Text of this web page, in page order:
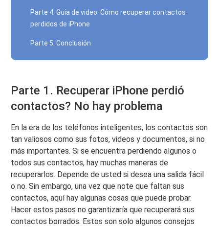
Parte 4. Guía de video: Cómo recuperar contactos
perdidos de iPhone
Parte 5. Conclusión
Parte 1. Recuperar iPhone perdió
contactos? No hay problema
En la era de los teléfonos inteligentes, los contactos son
tan valiosos como sus fotos, videos y documentos, si no
más importantes. Si se encuentra perdiendo algunos o
todos sus contactos, hay muchas maneras de
recuperarlos. Depende de usted si desea una salida fácil
o no. Sin embargo, una vez que note que faltan sus
contactos, aquí hay algunas cosas que puede probar.
Hacer estos pasos no garantizaría que recuperará sus
contactos borrados. Estos son solo algunos consejos